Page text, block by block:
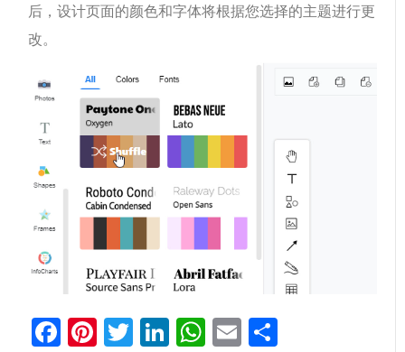
后，设计页面的颜色和字体将根据您选择的主题进行更
改。
Facebook
Pinterest
Twitter
LinkedIn
WhatsApp
Email